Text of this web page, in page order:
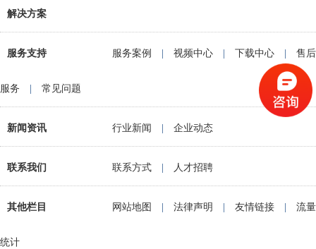
解决方案
服务支持 服务案例 视频中心 下载中心 售后
服务 常见问题
新闻资讯 行业新闻 企业动态
联系我们 联系方式 人才招聘
其他栏目 网站地图 法律声明 友情链接 流量
统计